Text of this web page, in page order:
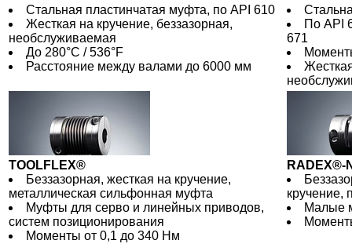
Стальная пластинчатая муфта, по API 610
Жесткая на кручение, беззазорная,
необслуживаемая
До 280°C / 536°F
Расстояние между валами до 6000 мм
По API
671
TOOLFLEX®
Беззазорная, жесткая на кручение,
металлическая сильфонная муфта
Муфты для серво и линейных приводов,
систем позиционирования
Моменты от 0,1 до 340 Нм
RADEX®-
кручение,
Малые